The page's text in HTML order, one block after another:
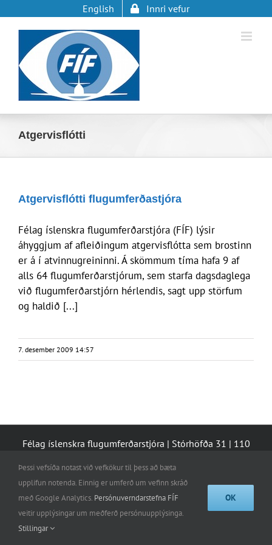
English Innri vefur
Atgervisflótti
Atgervisflótti flugumferðastjóra
Félag íslenskra flugumferðarstjóra (FÍF) lýsir
áhyggjum af afleiðingum atgervisflótta sem brostinn
er á í atvinnugreininni. Á skömmum tíma hafa 9 af
alls 64 flugumferðarstjórum, sem starfa dagsdaglega
við flugumferðarstjórn hérlendis, sagt upp störfum
og haldið [...]
7. desember 2009 14:57
Félag íslenskra flugumferðarstjóra | Stórhöfða 31 | 110
Þessi vefsíða notast við vefkökur til þess að bæta
upplifun notenda. Einnig er umferð um vefinn skráð
með Google Analytics. Persónuverndarstefna FÍF
veitir upplýsingar um meðferð persónuupplýsinga.
Stillingar
OK